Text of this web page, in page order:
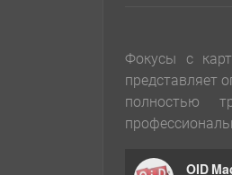
Фокусы с
представляет
полностью